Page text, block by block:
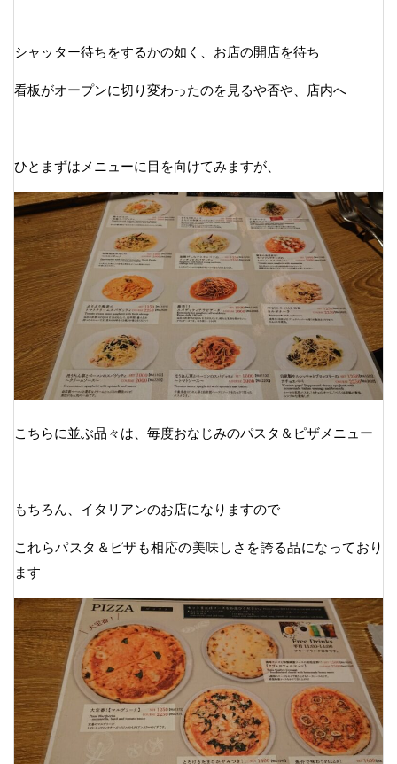
シャッター待ちをするかの如く、お店の開店を待ち
看板がオープンに切り変わったのを見るや否や、店内へ
ひとまずはメニューに目を向けてみますが、
こちらに並ぶ品々は、毎度おなじみのパスタ＆ピザメニュー
もちろん、イタリアンのお店になりますので
これらパスタ＆ピザも相応の美味しさを誇る品になっており
ます